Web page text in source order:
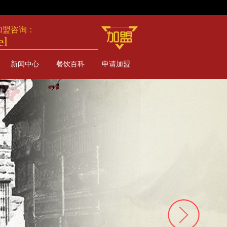
盟咨询：
新闻中心 餐饮百科 申请加盟